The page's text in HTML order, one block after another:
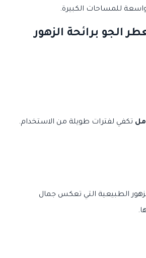
للمساحات الكبيرة.
الجو برائحة الزهور
تكفي لفترات طويلة من الاستخدام.
الطبيعية التي تعكس جمال